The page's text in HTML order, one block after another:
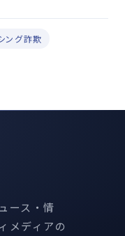
ング詐欺
ース・情
メディアの